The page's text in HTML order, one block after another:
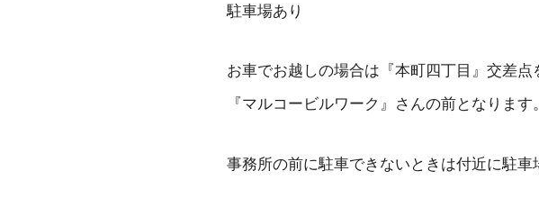
駐車場あり
お車でお越しの場合は『本町四丁目』交差点
『マルコービルワーク』さんの前となります。
事務所の前に駐車できないときは付近に駐